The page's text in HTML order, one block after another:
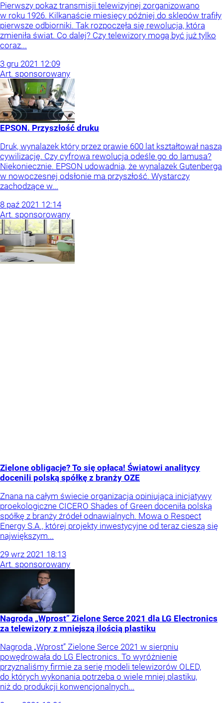
Pierwszy pokaz transmisji telewizyjnej zorganizowano
w roku 1926. Kilkanaście miesięcy później do sklepów trafiły
pierwsze odbiorniki. Tak rozpoczęła się rewolucja, która
zmieniła świat. Co dalej? Czy telewizory mogą być już tylko
coraz...
3 gru 2021 12:09
Art. sponsorowany
EPSON. Przyszłość druku
Druk, wynalazek który przez prawie 600 lat kształtował naszą
cywilizację. Czy cyfrowa rewolucja odeśle go do lamusa?
Niekoniecznie. EPSON udowadnia, że wynalazek Gutenberga
w nowoczesnej odsłonie ma przyszłość. Wystarczy
zachodzące w...
8 paź 2021 12:14
Art. sponsorowany
Zielone obligacje? To się opłaca! Światowi analitycy
docenili polską spółkę z branży OZE
Znana na całym świecie organizacja opiniująca inicjatywy
proekologiczne CICERO Shades of Green doceniła polską
spółkę z branży źródeł odnawialnych. Mowa o Respect
Energy S.A., której projekty inwestycyjne od teraz cieszą się
największym...
29 wrz 2021 18:13
Art. sponsorowany
Nagroda „Wprost” Zielone Serce 2021 dla LG Electronics
za telewizory z mniejszą ilością plastiku
Nagroda „Wprost” Zielone Serce 2021 w sierpniu
powędrowała do LG Electronics. To wyróżnienie
przyznaliśmy firmie za serię modeli telewizorów OLED,
do których wykonania potrzeba o wiele mniej plastiku,
niż do produkcji konwencjonalnych...